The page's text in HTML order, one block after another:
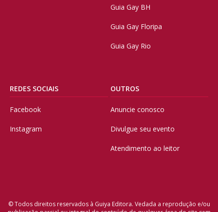
Guia Gay BH
Guia Gay Floripa
Guia Gay Rio
REDES SOCIAIS
Facebook
Instagram
OUTROS
Anuncie conosco
Divulgue seu evento
Atendimento ao leitor
© Todos direitos reservados à Guiya Editora. Vedada a reprodução e/ou